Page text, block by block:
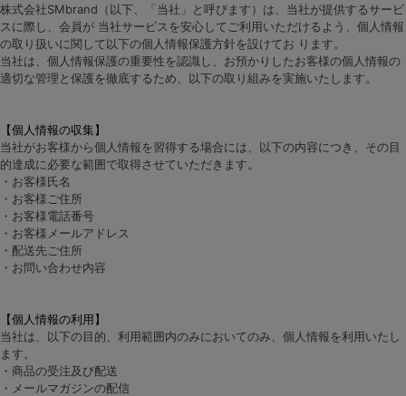
株式会社SMbrand（以下、「当社」と呼びます）は、当社が提供するサービ
スに際し、会員が 当社サービスを安心してご利用いただけるよう、個人情報
の取り扱いに関して以下の個人情報保護方針を設けてお ります。
当社は、個人情報保護の重要性を認識し、お預かりしたお客様の個人情報の
適切な管理と保護を徹底するため、以下の取り組みを実施いたします。
【個人情報の収集】
当社がお客様から個人情報を習得する場合には、以下の内容につき、その目
的達成に必要な範囲で取得させていただきます。
・お客様氏名
・お客様ご住所
・お客様電話番号
・お客様メールアドレス
・配送先ご住所
・お問い合わせ内容
【個人情報の利用】
当社は、以下の目的、利用範囲内のみにおいてのみ、個人情報を利用いたし
ます。
・商品の受注及び配送
・メールマガジンの配信